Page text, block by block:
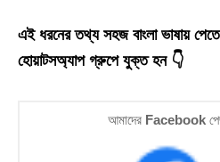
এই ধরনের তথ্য সহজ বাংলা ভাষায়
হোয়াটসঅ্যাপ গ্রুপে যুক্ত হন 👇
আমাদের Facebook